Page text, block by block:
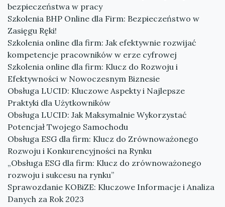
bezpieczeństwa w pracy
Szkolenia BHP Online dla Firm: Bezpieczeństwo w
Zasięgu Ręki!
Szkolenia online dla firm: Jak efektywnie rozwijać
kompetencje pracowników w erze cyfrowej
Szkolenia online dla firm: Klucz do Rozwoju i
Efektywności w Nowoczesnym Biznesie
Obsługa LUCID: Kluczowe Aspekty i Najlepsze
Praktyki dla Użytkowników
Obsługa LUCID: Jak Maksymalnie Wykorzystać
Potencjał Twojego Samochodu
Obsługa ESG dla firm: Klucz do Zrównoważonego
Rozwoju i Konkurencyjności na Rynku
„Obsługa ESG dla firm: Klucz do zrównoważonego
rozwoju i sukcesu na rynku”
Sprawozdanie KOBiZE: Kluczowe Informacje i Analiza
Danych za Rok 2023